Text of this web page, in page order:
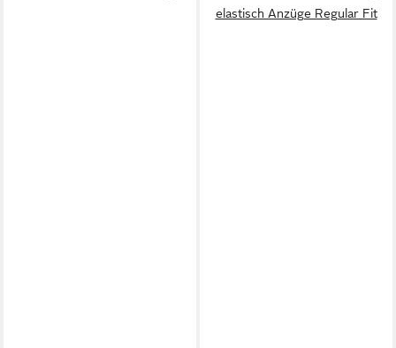
elastisch Anzüge Regular Fit